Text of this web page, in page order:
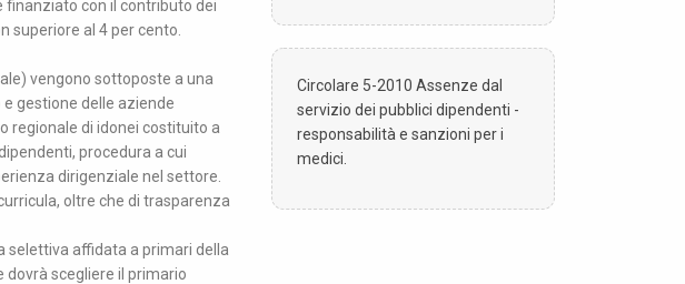
con il contributo dei
superiore al 4 per cento.
vengono sottoposte a una
gestione delle aziende
regionale di idonei costituito a
procedura a cui
dirigenziale nel settore.
oltre che di trasparenza
selettiva affidata a primari della
dovrà scegliere il primario
Circolare 5-2010 Assenze dal
servizio dei pubblici dipendenti -
responsabilità e sanzioni per i
medici.